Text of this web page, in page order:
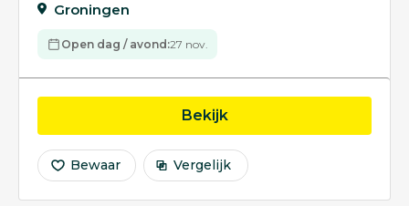
Groningen
Open dag / avond:27 nov.
Bekijkopleiding Biomedical
Bewaar Vergelijk